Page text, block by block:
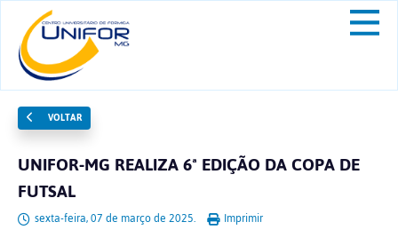
VOLTAR
UNIFOR-MG REALIZA 6ª EDIÇÃO DA COPA DE
FUTSAL
sexta-feira, 07 de março de 2025. Imprimir